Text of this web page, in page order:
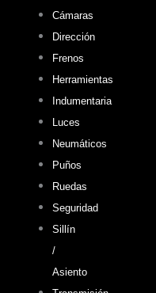
Cámaras
Dirección
Frenos
Herramientas
Indumentaria
Luces
Neumáticos
Puños
Ruedas
Seguridad
Sillín
/
Asiento